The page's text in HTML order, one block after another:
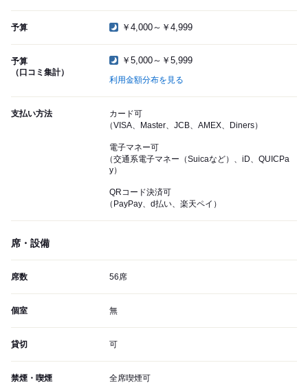
予算 ￥4,000～￥4,999
予算
（口コミ集計）
￥5,000～￥5,999
利用金額分布を見る
支払い方法
カード可
（VISA、Master、JCB、AMEX、Diners）
電子マネー可
（交通系電子マネー（Suicaなど）、iD、QUICPa
y）
QRコード決済可
（PayPay、d払い、楽天ペイ）
席・設備
席数 56席
個室 無
貸切 可
禁煙・喫煙
全席喫煙可